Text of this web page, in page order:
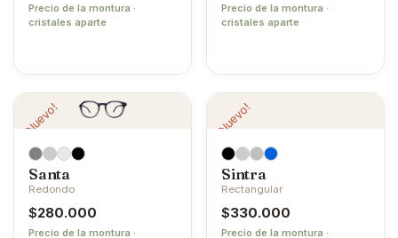
Precio de la montura ·
cristales aparte
Precio de la montura ·
cristales aparte
¡Nuevo!
Santa
Redondo
$280.000
Precio de la montura ·
¡Nuevo!
Sintra
Rectangular
$330.000
Precio de la montura ·